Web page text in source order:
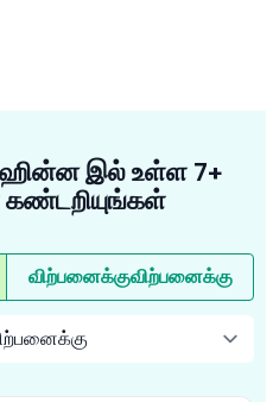
இல் உள்ள 7+
விற்பனைக்குவிற்பனைக்கு